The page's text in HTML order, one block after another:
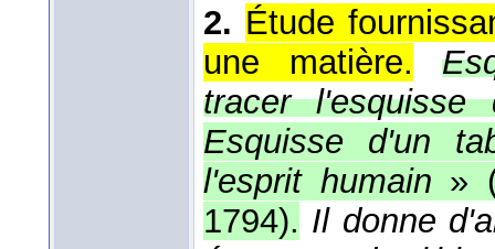
2. Étude
une matière.
tracer l'esquisse
Esquisse d'un
l'esprit humain »
1794). Il donne